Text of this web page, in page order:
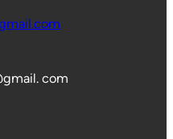
com